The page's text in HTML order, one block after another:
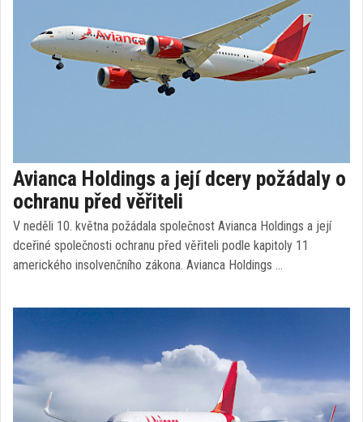
Avianca Holdings a její dcery požádaly o
ochranu před věřiteli
V neděli 10. května požádala společnost Avianca Holdings a její
dceřiné společnosti ochranu před věřiteli podle kapitoly 11
amerického insolvenčního zákona. Avianca Holdings …